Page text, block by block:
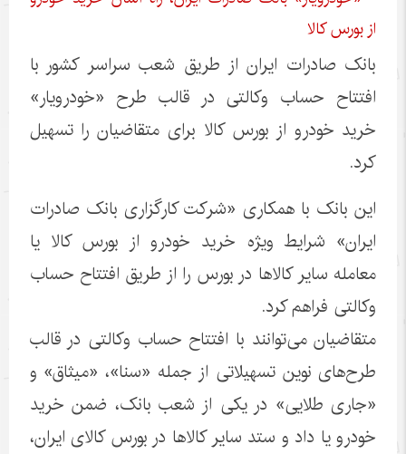
​بانک صادرات ایران از طریق شعب سراسر کشور با
افتتاح حساب وکالتی در قالب طرح «خودرویار»
خرید خودرو از بورس کالا برای متقاضیان را تسهیل
کرد.
این بانک با همکاری «شرکت کارگزاری بانک صادرات
ایران» شرایط ویژه خرید خودرو از بورس کالا یا
معامله سایر کالاها در بورس را از طریق افتتاح حساب
وکالتی فراهم کرد.
متقاضیان می‌توانند با افتتاح حساب وکالتی در قالب
طرح‌های نوین تسهیلاتی از جمله «سنا»، «میثاق» و
«جاری طلایی» در یکی از شعب بانک، ضمن خرید
خودرو یا داد و ستد سایر کالاها در بورس کالای ایران،